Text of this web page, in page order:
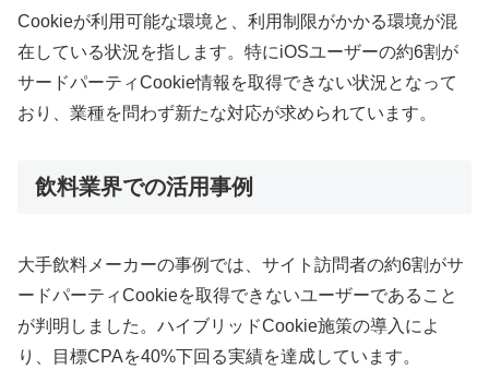
Cookieが利用可能な環境と、利用制限がかかる環境が混
在している状況を指します。特にiOSユーザーの約6割が
サードパーティCookie情報を取得できない状況となって
おり、業種を問わず新たな対応が求められています。
飲料業界での活用事例
大手飲料メーカーの事例では、サイト訪問者の約6割がサ
ードパーティCookieを取得できないユーザーであること
が判明しました。ハイブリッドCookie施策の導入によ
り、目標CPAを40%下回る実績を達成しています。